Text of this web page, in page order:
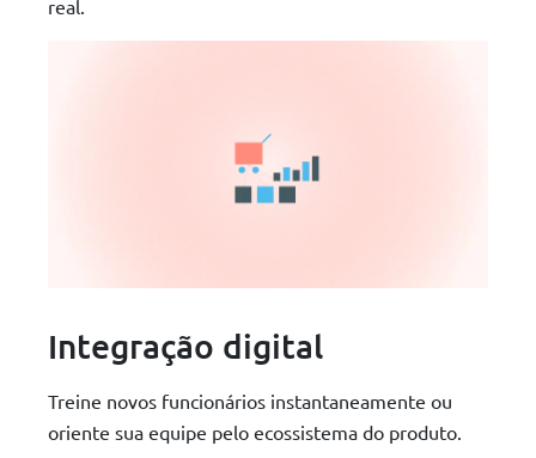
real.
Integração digital
Treine novos funcionários instantaneamente ou
oriente sua equipe pelo ecossistema do produto.